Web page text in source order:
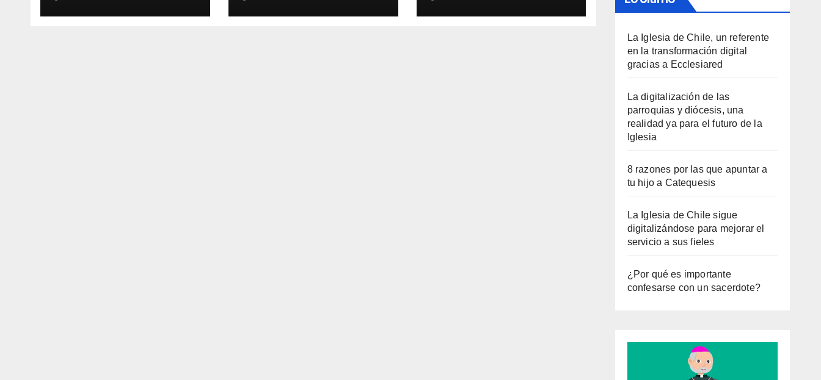
Iglesia
ORDINARIO (A)
La Iglesia de Chile, un referente
en la transformación digital
gracias a Ecclesiared
La digitalización de las
parroquias y diócesis, una
realidad ya para el futuro de la
Iglesia
8 razones por las que apuntar a
tu hijo a Catequesis
La Iglesia de Chile sigue
digitalizándose para mejorar el
servicio a sus fieles
¿Por qué es importante
confesarse con un sacerdote?